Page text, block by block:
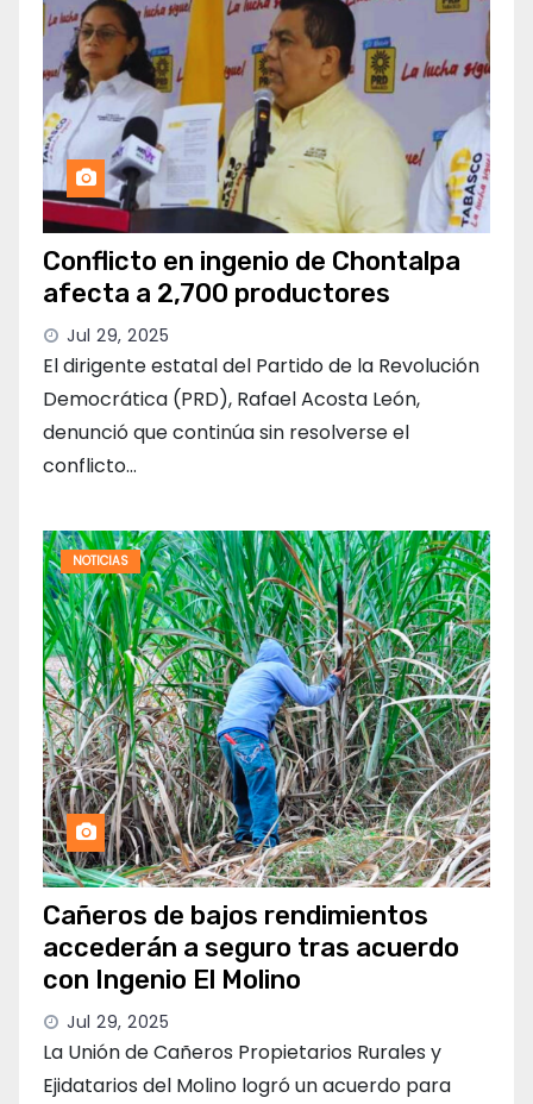
Conflicto en ingenio de Chontalpa
afecta a 2,700 productores
Jul 29, 2025
El dirigente estatal del Partido de la Revolución
Democrática (PRD), Rafael Acosta León,
denunció que continúa sin resolverse el
conflicto…
NOTICIAS
Cañeros de bajos rendimientos
accederán a seguro tras acuerdo
con Ingenio El Molino
Jul 29, 2025
La Unión de Cañeros Propietarios Rurales y
Ejidatarios del Molino logró un acuerdo para